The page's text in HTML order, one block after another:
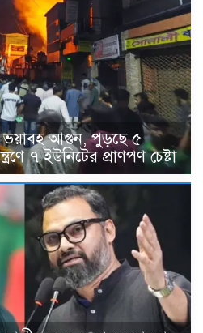
ভয়াবহ আগুন, পুড়ছে ৫
৭ ইউনিটের প্রাণপণ চেষ্টা